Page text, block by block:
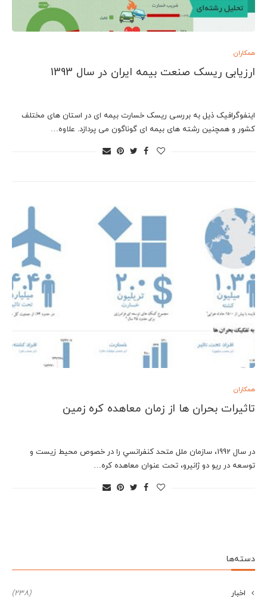
همکاران
ارزیابی ریسک صنعت بیمه ایران در سال 1393
اینفوگرافیک ذیل به بررسی ریسک خسارت بیمه ای در استان های مختلف
کشور و همچنین رشته های بیمه ای گوناگون می پردازد. علاوه…
همکاران
تاثیرات بحران ها از زمان معاهده کره زمین
در سال 1992، سازمان ملل متحد كنفرانسي را در خصوص محيط زيست و
توسعه در ريو دو ژانيرو، تحت عنوان معاهده كره…
دسته‌ها
اخبار (238)